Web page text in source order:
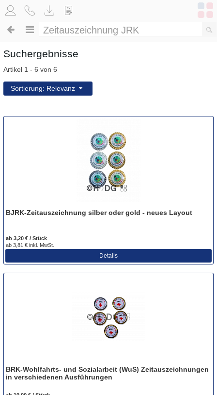
Suchergebnisse
Artikel 1 - 6 von 6
Sortierung: Relevanz
BJRK-Zeitauszeichnung silber oder gold - neues Layout
ab 3,20 € / Stück
ab 3,81 € inkl. MwSt.
Details
BRK-Wohlfahrts- und Sozialarbeit (WuS) Zeitauszeichnungen
in verschiedenen Ausführungen